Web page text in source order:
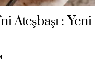
Ateşbaşı : Yeni